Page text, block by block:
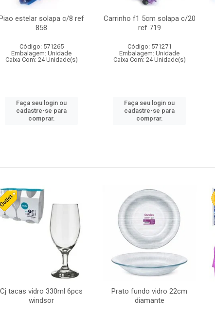
estelar solapa c/8 ref
858
Código: 571265
Embalagem: Unidade
Caixa Com: 24 Unidade(s)
Faça seu login ou
cadastre-se para
comprar.
Carrinho f1 5cm solapa c/20
ref 719
Código: 571271
Embalagem: Unidade
Caixa Com: 24 Unidade(s)
Faça seu login ou
cadastre-se para
comprar.
Cj tacas vidro 330ml 6pcs
windsor
Prato fundo vidro 22cm
diamante